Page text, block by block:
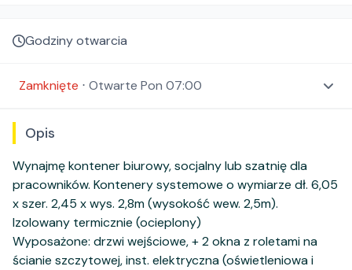
Godziny otwarcia
Zamknięte ⋅ Otwarte Pon 07:00
Opis
Wynajmę kontener biurowy, socjalny lub szatnię dla
pracowników. Kontenery systemowe o wymiarze dł. 6,05
x szer. 2,45 x wys. 2,8m (wysokość wew. 2,5m).
Izolowany termicznie (ocieplony)
Wyposażone: drzwi wejściowe, + 2 okna z roletami na
ścianie szczytowej, inst. elektryczna (oświetleniowa i